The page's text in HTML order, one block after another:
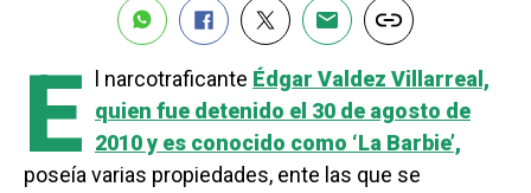
E l narcotraficante Édgar Valdez Villarreal,
quien fue detenido el 30 de agosto de
2010 y es conocido como ‘La Barbie’,
poseía varias propiedades, ente las que se